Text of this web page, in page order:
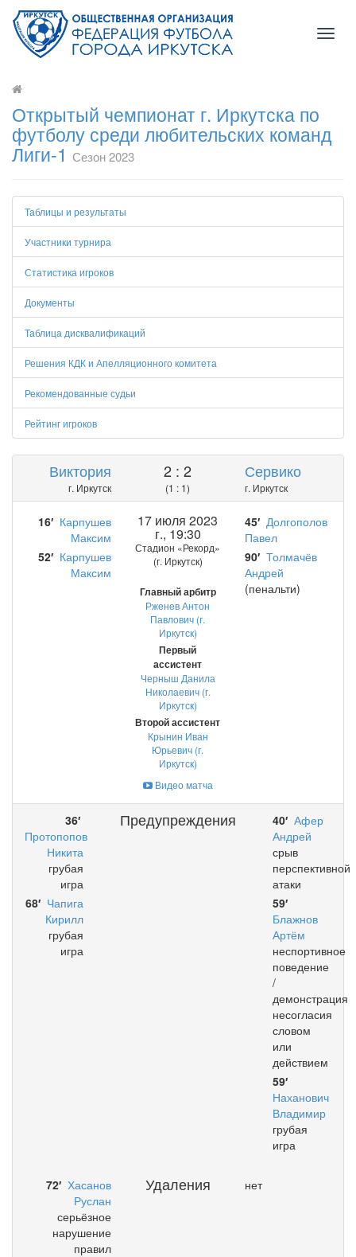
Открытый чемпионат г. Иркутска по
футболу среди любительских команд
Лиги-1 Сезон 2023
Таблицы и результаты
Участники турнира
Статистика игроков
Документы
Таблица дисквалификаций
Решения КДК и Апелляционного комитета
Рекомендованные судьи
Рейтинг игроков
Виктория
г. Иркутск
2 : 2
(1 : 1)
Сервико
г. Иркутск
16′ Карпушев
Максим
52′ Карпушев
Максим
17 июля 2023
г., 19:30
Стадион «Рекорд»
(г. Иркутск)
Главный арбитр
Рженев Антон
Павлович (г.
Иркутск)
Первый
ассистент
Черныш Данила
Николаевич (г.
Иркутск)
Второй ассистент
Крынин Иван
Юрьевич (г.
Иркутск)
Видео матча
45′ Долгополов
Павел
90′ Толмачёв
Андрей
(пенальти)
36′
Протопопов
Никита
грубая
игра
68′ Чапига
Кирилл
грубая
игра
Предупреждения 40′ Афер
Андрей
срыв
перспективной
атаки
59′
Блажнов
Артём
неспортивное
поведение
/
демонстрация
несогласия
словом
или
действием
59′
Наханович
Владимир
грубая
игра
72′ Хасанов
Руслан
серьёзное
нарушение
правил
Удаления нет